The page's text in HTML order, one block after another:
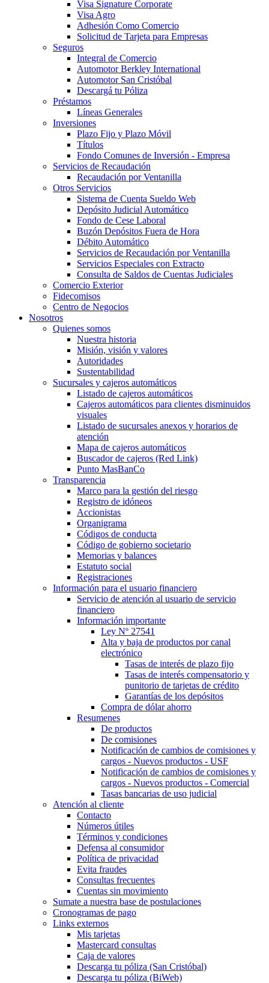
Visa Signature Corporate
Visa Agro
Adhesión Como Comercio
Solicitud de Tarjeta para Empresas
Seguros
Integral de Comercio
Automotor Berkley International
Automotor San Cristóbal
Descargá tu Póliza
Préstamos
Líneas Generales
Inversiones
Plazo Fijo y Plazo Móvil
Títulos
Fondo Comunes de Inversión - Empresa
Servicios de Recaudación
Recaudación por Ventanilla
Otros Servicios
Sistema de Cuenta Sueldo Web
Depósito Judicial Automático
Fondo de Cese Laboral
Buzón Depósitos Fuera de Hora
Débito Automático
Servicios de Recaudación por Ventanilla
Servicios Especiales con Extracto
Consulta de Saldos de Cuentas Judiciales
Comercio Exterior
Fidecomisos
Centro de Negocios
Nosotros
Quienes somos
Nuestra historia
Misión, visión y valores
Autoridades
Sustentabilidad
Sucursales y cajeros automáticos
Listado de cajeros automáticos
Cajeros automáticos para clientes disminuidos
visuales
Listado de sucursales anexos y horarios de
atención
Mapa de cajeros automáticos
Buscador de cajeros (Red Link)
Punto MasBanCo
Transparencia
Marco para la gestión del riesgo
Registro de idóneos
Accionistas
Organigrama
Códigos de conducta
Código de gobierno societario
Memorias y balances
Estatuto social
Registraciones
Información para el usuario financiero
Servicio de atención al usuario de servicio
financiero
Información importante
Ley Nº 27541
Alta y baja de productos por canal
electrónico
Tasas de interés de plazo fijo
Tasas de interés compensatorio y
punitorio de tarjetas de crédito
Garantías de los depósitos
Compra de dólar ahorro
Resumenes
De productos
De comisiones
Notificación de cambios de comisiones y
cargos - Nuevos productos - USF
Notificación de cambios de comisiones y
cargos - Nuevos productos - Comercial
Tasas bancarias de uso judicial
Atención al cliente
Contacto
Números útiles
Términos y condiciones
Defensa al consumidor
Política de privacidad
Evita fraudes
Consultas frecuentes
Cuentas sin movimiento
Sumate a nuestra base de postulaciones
Cronogramas de pago
Links externos
Mis tarjetas
Mastercard consultas
Caja de valores
Descarga tu póliza (San Cristóbal)
Descarga tu póliza (BiWeb)